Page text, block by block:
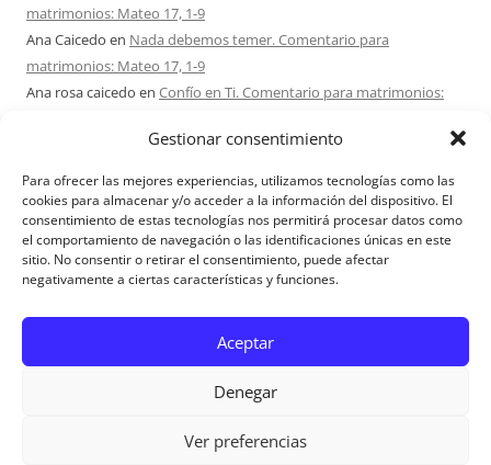
Gestionar consentimiento
Para ofrecer las mejores experiencias, utilizamos tecnologías como las
cookies para almacenar y/o acceder a la información del dispositivo. El
consentimiento de estas tecnologías nos permitirá procesar datos como
el comportamiento de navegación o las identificaciones únicas en este
sitio. No consentir o retirar el consentimiento, puede afectar
negativamente a ciertas características y funciones.
Aceptar
Denegar
Ver preferencias
matrimonios: Mateo 17, 1-9
Ana Caicedo en Nada debemos temer. Comentario para
matrimonios: Mateo 17, 1-9
Ana rosa caicedo en Confío en Ti. Comentario para matrimonios:
en¿Ser o hacer? Comentario para Matrimonios:
Mateo 15, 1-2. 10-14
Maria Asuncion Herrero Mendezen¿Ser o hacer? Comentario para
Matrimonios: Mateo 15, 1-2. 10-14